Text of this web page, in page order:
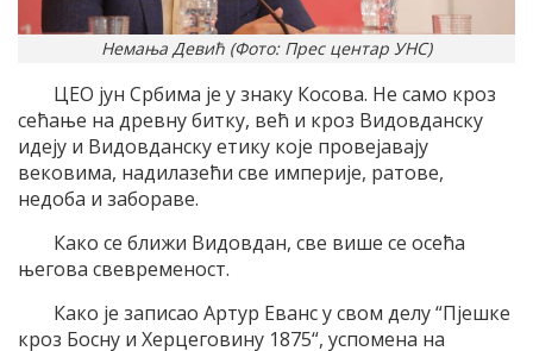
Немања Девић (Фото: Прес центар УНС)
ЦЕО јун Србима је у знаку Косова. Не само кроз
сећање на древну битку, већ и кроз Видовданску
идеју и Видовданску етику које провејавају
вековима, надилазећи све империје, ратове,
недоба и забораве.
Како се ближи Видовдан, све више се осећа
његова свевременост.
Како је записао Артур Еванс у свом делу “Пјешке
кроз Босну и Херцеговину 1875“, успомена на